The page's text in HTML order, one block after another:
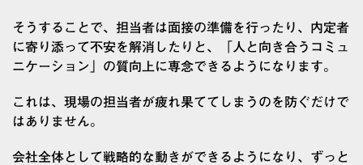
そうすることで、担当者は面接の準備を行ったり、内定者
に寄り添って不安を解消したりと、「人と向き合うコミュ
ニケーション」の質向上に専念できるようになります。
これは、現場の担当者が疲れ果ててしまうのを防ぐだけで
はありません。
会社全体として戦略的な動きができるようになり、ずっと